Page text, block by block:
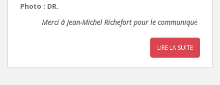
Photo : DR.
Merci à Jean-Michel Richefort pour le communiqué
LIRE LA SUITE